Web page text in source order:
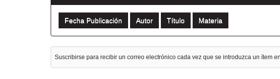
Suscribirse para recibir un correo electrónico cada vez que se introduzca un ítem